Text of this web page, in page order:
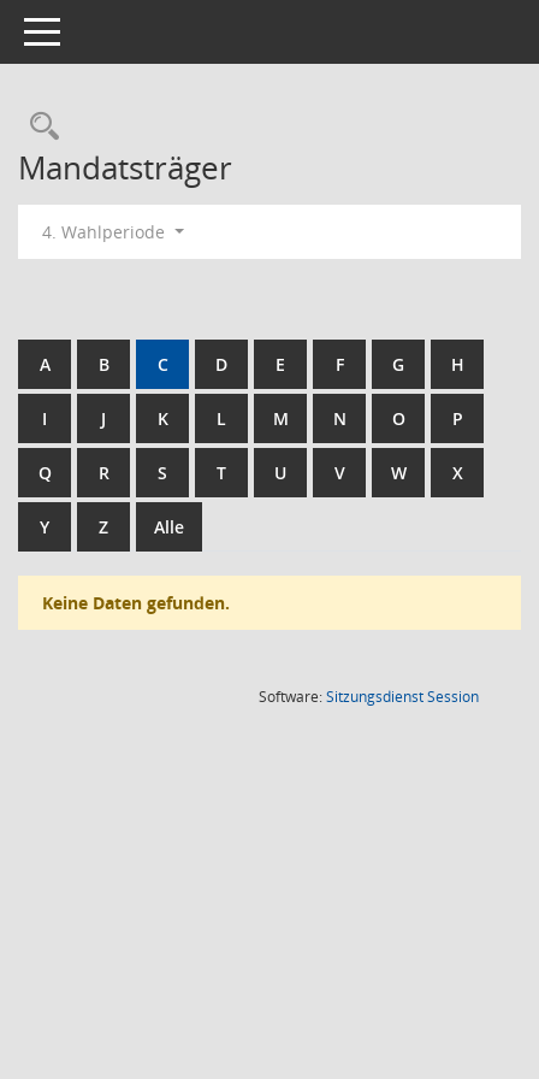
Toggle navigation
Rechercheauswahl
Mandatsträger
4. Wahlperiode
A B C D E F G H
I J K L M N O P
Q R S T U V W X
Y Z Alle
Keine Daten gefunden.
Software:SitzungsdienstSession(Wird in